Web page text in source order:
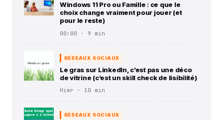
Windows 11 Pro ou Famille : ce que le
choix change vraiment pour jouer (et
pour le reste)
00:00 · 9 min
RÉSEAUX SOCIAUX
Le gras sur LinkedIn, c’est pas une déco
de vitrine (c’est un skill check de lisibilité)
Hier · 10 min
RÉSEAUX SOCIAUX